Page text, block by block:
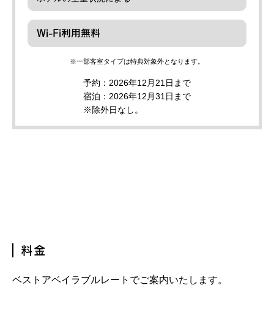
Wi-Fi利用無料
一部客室タイプは特典対象外となります。
予約：2026年12月21日まで
宿泊：2026年12月31日まで
※除外日なし。
料金
ベストアベイラブルレートでご案内いたします。